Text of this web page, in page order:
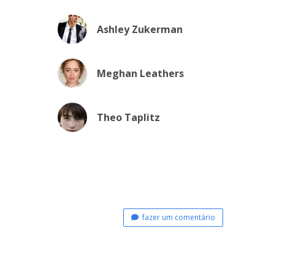
Ashley Zukerman
Meghan Leathers
Theo Taplitz
fazer um comentário